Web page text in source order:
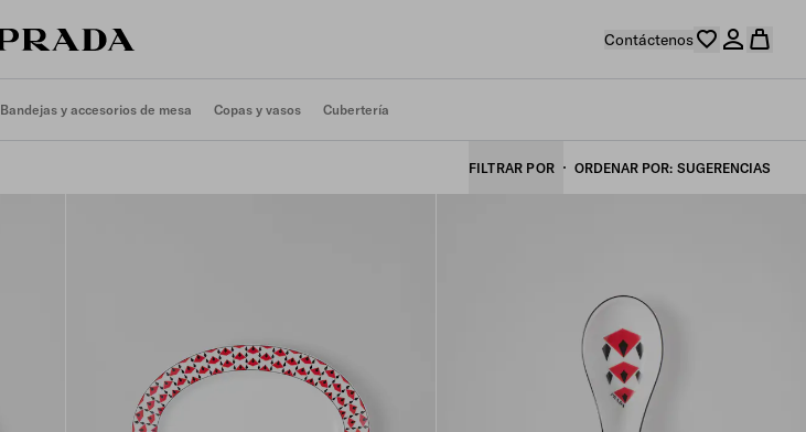
Contáctenos
Bandejas y accesorios de mesa Copas y vasos Cubertería
FILTRAR POR ORDENAR POR SUGERENCIAS